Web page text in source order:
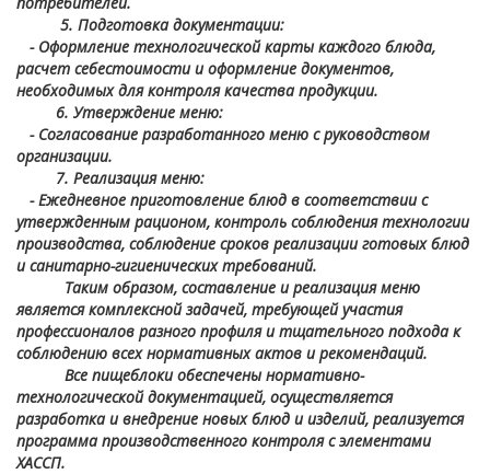
5. Подготовка документации:
- Оформление технологической карты каждого блюда,
расчет себестоимости и оформление документов,
необходимых для контроля качества продукции.
6. Утверждение меню:
- Согласование разработанного меню с руководством
организации.
7. Реализация меню:
- Ежедневное приготовление блюд в соответствии с
утвержденным рационом, контроль соблюдения технологии
производства, соблюдение сроков реализации готовых блюд
и санитарно-гигиенических требований.
Таким образом, составление и реализация меню
является комплексной задачей, требующей участия
профессионалов разного профиля и тщательного подхода к
соблюдению всех нормативных актов и рекомендаций.
Все пищеблоки обеспечены нормативно-
технологической документацией, осуществляется
разработка и внедрение новых блюд и изделий, реализуется
программа производственного контроля с элементами
ХАССП.